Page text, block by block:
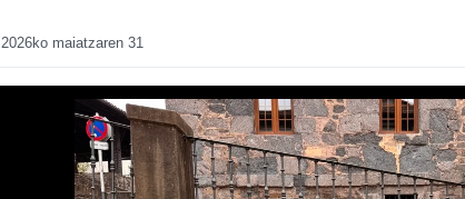
2026ko maiatzaren 31